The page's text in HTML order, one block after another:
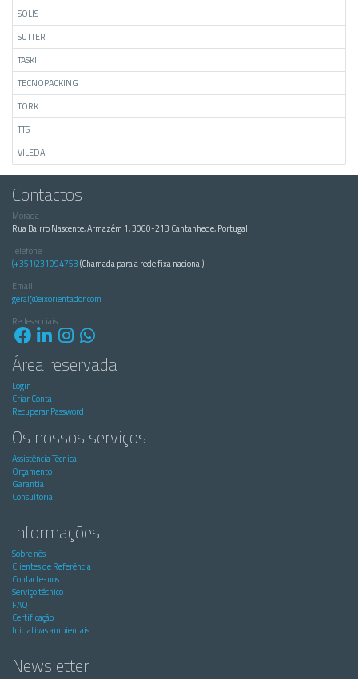
SOLIS
SUTTER
TASKI
TECNOPACKING
TORK
TTS
VILEDA
Contactos
Morada
Rua Bairro Nascente, Armazém 1, 3060-213 Cantanhede, Portugal
Telefone
(+351)231094753(Chamada para a rede fixa nacional)
Email
geral@eixorientador.com
Redes sociais
Área reservada
Login
Criar Conta
Recuperar Password
Os nossos serviços
Assistência Técnica
Orçamento
Garantia
Consultoria
Informações
Sobre nós
Clientes de Referência
Contacte-nos
Serviço técnico
FAQ
Certificação
Iniciativas ambientais
Newsletter